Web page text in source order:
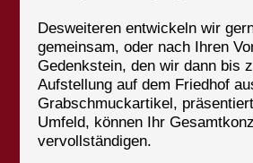
Desweiteren entwickeln wir
gemeinsam, oder nach Ihren
Gedenkstein, den wir dann bis
Aufstellung auf dem Friedhof
Grabschmuckartikel,
Umfeld, können Ihr
vervollständigen.